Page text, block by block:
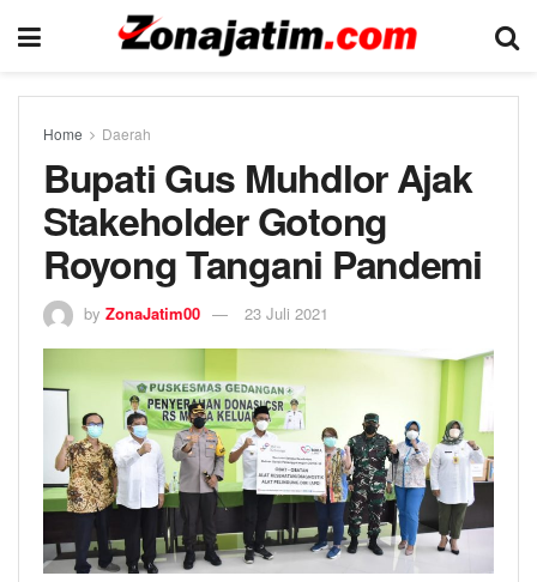
Home Daerah
Bupati Gus Muhdlor Ajak
Stakeholder Gotong
Royong Tangani Pandemi
by ZonaJatim00 23 Juli 2021